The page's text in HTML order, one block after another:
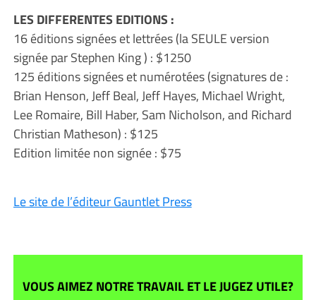
LES DIFFERENTES EDITIONS :
16 éditions signées et lettrées (la SEULE version
signée par Stephen King ) : $1250
125 éditions signées et numérotées (signatures de :
Brian Henson, Jeff Beal, Jeff Hayes, Michael Wright,
Lee Romaire, Bill Haber, Sam Nicholson, and Richard
Christian Matheson) : $125
Edition limitée non signée : $75
Le site de l’éditeur Gauntlet Press
VOUS AIMEZ NOTRE TRAVAIL ET LE JUGEZ UTILE?